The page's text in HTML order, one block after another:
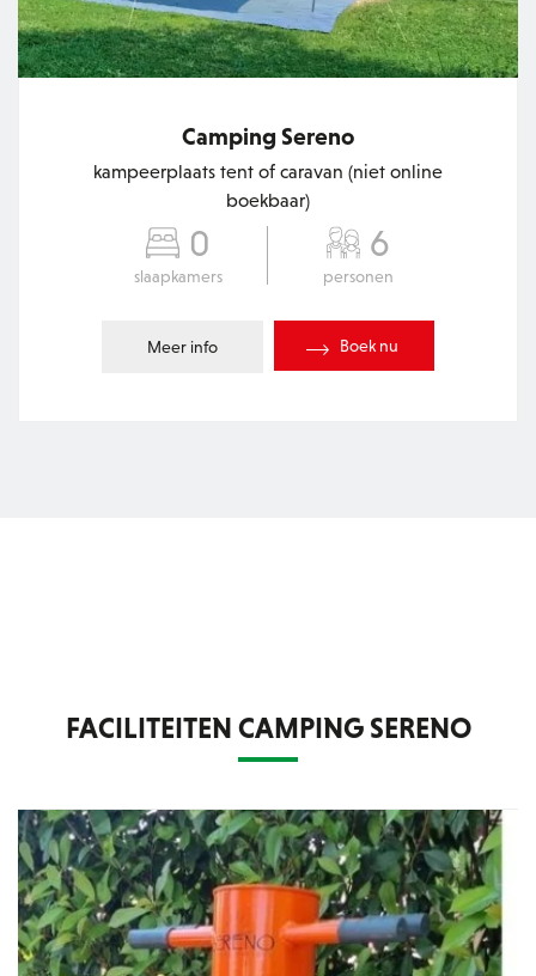
Camping Sereno
kampeerplaats tent of caravan (niet online
boekbaar)
0
slaapkamers
6
personen
Meer info Boek nu
FACILITEITEN CAMPING SERENO